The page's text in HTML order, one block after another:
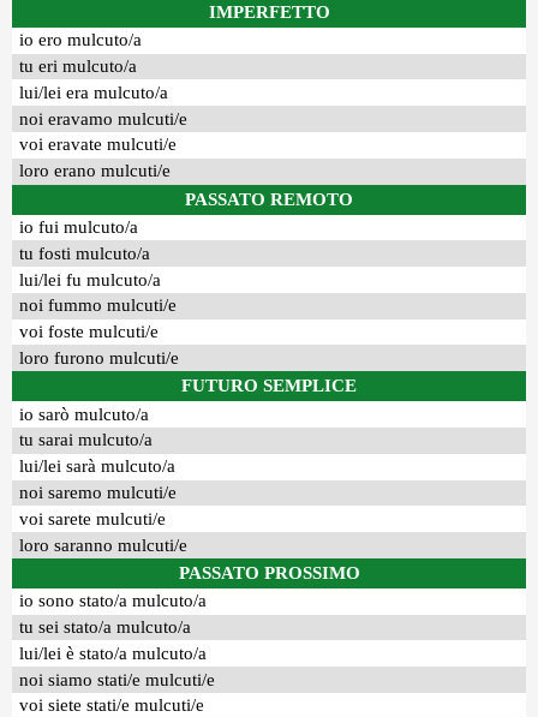
IMPERFETTO
io ero mulcuto/a
tu eri mulcuto/a
lui/lei era mulcuto/a
noi eravamo mulcuti/e
voi eravate mulcuti/e
loro erano mulcuti/e
PASSATO REMOTO
io fui mulcuto/a
tu fosti mulcuto/a
lui/lei fu mulcuto/a
noi fummo mulcuti/e
voi foste mulcuti/e
loro furono mulcuti/e
FUTURO SEMPLICE
io sarò mulcuto/a
tu sarai mulcuto/a
lui/lei sarà mulcuto/a
noi saremo mulcuti/e
voi sarete mulcuti/e
loro saranno mulcuti/e
PASSATO PROSSIMO
io sono stato/a mulcuto/a
tu sei stato/a mulcuto/a
lui/lei è stato/a mulcuto/a
noi siamo stati/e mulcuti/e
voi siete stati/e mulcuti/e